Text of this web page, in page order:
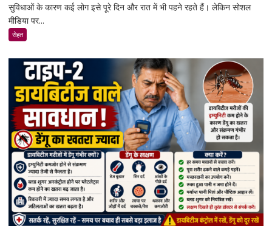
पहनने
खतरा
एक्सपर्ट
और
रिसर्च
की
पूरी
सच्चाई
सुविधाओं के कारण कई लोग इसे पूरे दिन और रात में भी पहने रहते हैं। लेकिन सोशल
मीडिया पर...
सेहत